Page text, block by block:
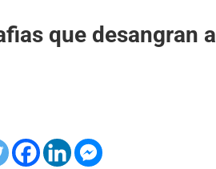
que desangran a